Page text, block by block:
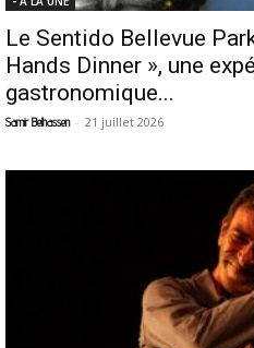
Le Sentido Bellevue
Hands Dinner », une
gastronomique...
Samir Belhassen - 21 juillet 2026